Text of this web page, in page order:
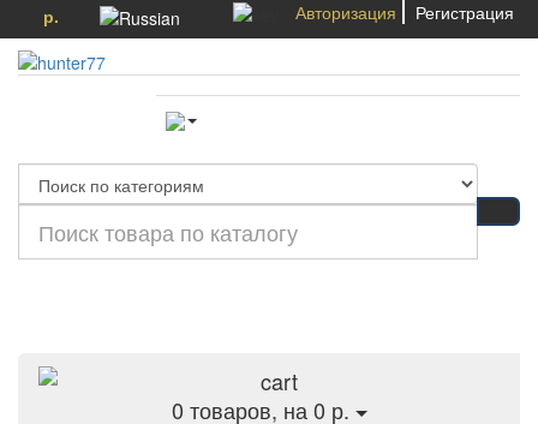
р. Авторизация Регистрация
0 товаров, на 0 р.